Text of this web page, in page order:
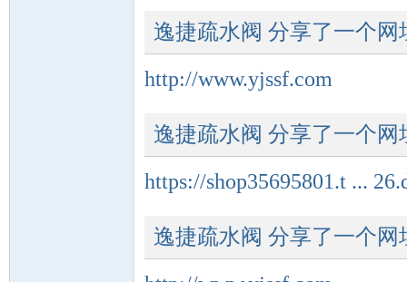
逸捷疏水阀 分享了一个网
http://www.yjssf.com
逸捷疏水阀 分享了一个网
https://shop35695801.t ...
逸捷疏水阀 分享了一个网